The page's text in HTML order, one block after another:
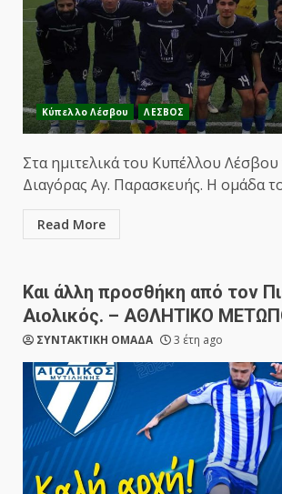
Κύπελλο Λέσβου ΛΕΣΒΟΣ
Στα ημιτελικά του Κυπέλλου
Διαγόρας Αγ. Παρασκευής. Η ομάδα
Read More
Και άλλη προσθήκη από τον
Αιολικός. – ΑΘΛΗΤΙΚΟ
ΣΥΝΤΑΚΤΙΚΗ ΟΜΑΔΑ 3 έτη ago